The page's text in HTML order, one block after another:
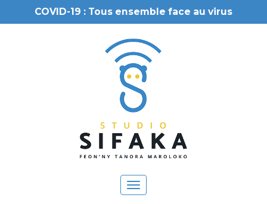
COVID-19 : Tous ensemble face au virus
Toggle
navigation